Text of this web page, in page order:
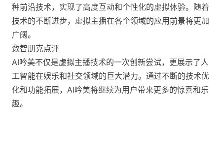
种前沿技术，实现了高度互动和个性化的虚拟体验。随着
技术的不断进步，虚拟主播在各个领域的应用前景将更加
广阔。
数智朋克点评
AI吟美不仅是虚拟主播技术的一次创新尝试，更展示了人
工智能在娱乐和社交领域的巨大潜力。通过不断的技术优
化和功能拓展，AI吟美将继续为用户带来更多的惊喜和乐
趣。